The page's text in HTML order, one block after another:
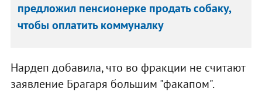
предложил пенсионерке продать собаку,
чтобы оплатить коммуналку
Нардеп добавила, что во фракции не считают
заявление Брагаря большим "факапом".